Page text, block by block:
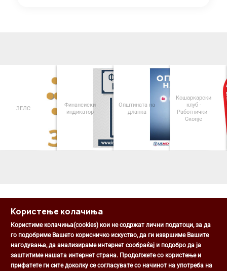
ЗЕЛС
Финансиски
индикатор
Општината на
дланка
Кошаркарски
клуб -
Работнички -
Скопје
Општина Центар
Михаил Цоков бр. 1, Скопје
Користење колачиња
Користиме колачиња(cookies) кои не содржат лични податоци, за да
го подобриме Вашето корисничко искуство, да ги извршиме Вашите
нагодувања, да анализираме интернет сообраќај и подобро да ја
заштитиме нашата интернет страна. Продолжете со користење и
прифатете ги сите доколку се согласувате со начинот на употреба на